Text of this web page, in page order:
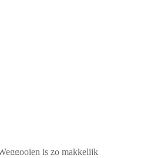
is zo makkelijk